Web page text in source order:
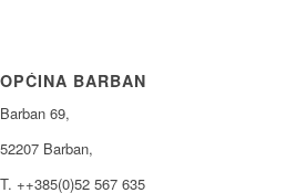
OPĆINA BARBAN
Barban 69,
52207 Barban,
T. ++385(0)52 567 635